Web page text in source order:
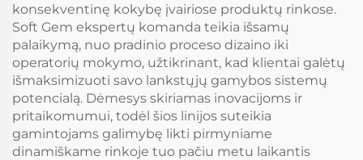
konsekventinę kokybę įvairiose produktų rinkose.
Soft Gem ekspertų komanda teikia išsamų
palaikymą, nuo pradinio proceso dizaino iki
operatorių mokymo, užtikrinant, kad klientai galėtų
išmaksimizuoti savo lankstųjų gamybos sistemų
potencialą. Dėmesys skiriamas inovacijoms ir
pritaikomumui, todėl šios linijos suteikia
gamintojams galimybę likti pirmyniame
dinamiškame rinkoje tuo pačiu metu laikantis